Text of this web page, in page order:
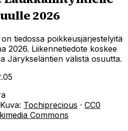
2026
tiedossa poikkeusjärjestelyitä
2026. Liikennetiedote koskee
Järykseläntien välistä osuutta.
Kuva: Tochiprecious · CC0
Commons